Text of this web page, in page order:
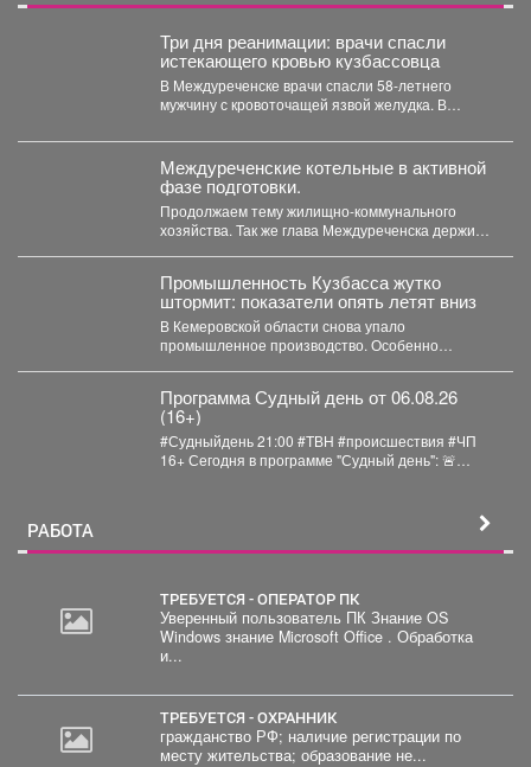
Три дня реанимации: врачи спасли
истекающего кровью кузбассовца
В Междуреченске врачи спасли 58-летнего
мужчину с кровоточащей язвой желудка. В
Междуреченские котельные в активной
фазе подготовки.
Продолжаем тему жилищно-коммунального
хозяйства. Так же глава Междуреченска держит
Промышленность Кузбасса жутко
штормит: показатели опять летят вниз
В Кемеровской области снова упало
промышленное производство. Особенно
Программа Судный день от 06.08.26
(16+)
#Судныйдень 21:00 #ТВН #происшествия #ЧП
16+ Сегодня в программе "Судный день": 🚨
РАБОТА
ТРЕБУЕТСЯ - ОПЕРАТОР ПК
Уверенный пользователь ПК Знание OS
Windows знание Microsoft Office . Обработка
и...
ТРЕБУЕТСЯ - ОХРАННИК
гражданство РФ; наличие регистрации по
месту жительства; образование не...